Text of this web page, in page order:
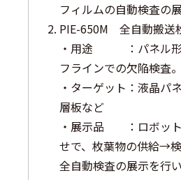
フィルムの自動検査の
PIE-650M 全自動搬送
・用途 ：パネル形
フラインでの欠陥検査。
・ターゲット：液晶パ
層板など
・展示品 ：ロボット
せで、枚葉物の供給→
全自動検査の展示を行い